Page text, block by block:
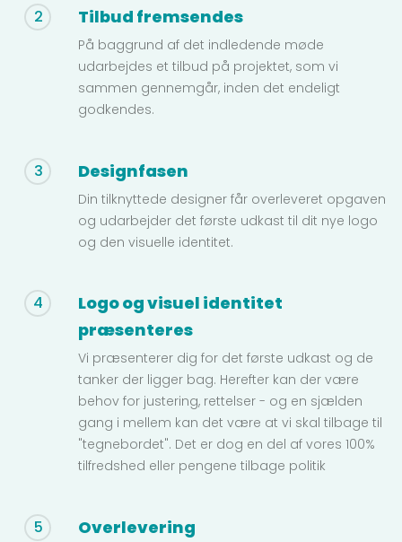
2 Tilbud fremsendes
På baggrund af det indledende møde
udarbejdes et tilbud på projektet, som vi
sammen gennemgår, inden det endeligt
godkendes.
3 Designfasen
Din tilknyttede designer får overleveret opgaven
og udarbejder det første udkast til dit nye logo
og den visuelle identitet.
4
Logo og visuel identitet
præsenteres
Vi præsenterer dig for det første udkast og de
tanker der ligger bag. Herefter kan der være
behov for justering, rettelser - og en sjælden
gang i mellem kan det være at vi skal tilbage til
"tegnebordet". Det er dog en del af vores 100%
tilfredshed eller pengene tilbage politik
5 Overlevering